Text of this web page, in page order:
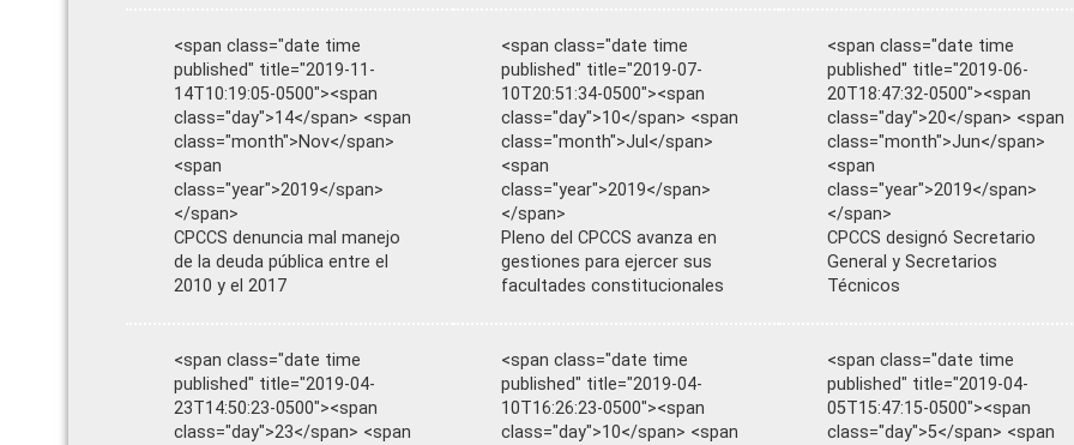
<span class="date time
published" title="2019-11-
14T10:19:05-0500"><span
class="day">14</span> <span
class="month">Nov</span>
<span
class="year">2019</span>
</span>
CPCCS denuncia mal manejo
de la deuda pública entre el
2010 y el 2017
<span class="date time
published" title="2019-07-
10T20:51:34-0500"><span
class="day">10</span> <span
class="month">Jul</span>
<span
class="year">2019</span>
</span>
Pleno del CPCCS avanza en
gestiones para ejercer sus
facultades constitucionales
<span class="date time
published" title="2019-06-
20T18:47:32-0500"><span
class="day">20</span> <span
class="month">Jun</span>
<span
class="year">2019</span>
</span>
CPCCS designó Secretario
General y Secretarios
Técnicos
<span class="date time
published" title="2019-04-
23T14:50:23-0500"><span
class="day">23</span> <span
<span class="date time
published" title="2019-04-
10T16:26:23-0500"><span
class="day">10</span> <span
<span class="date time
published" title="2019-04-
05T15:47:15-0500"><span
class="day">5</span> <span